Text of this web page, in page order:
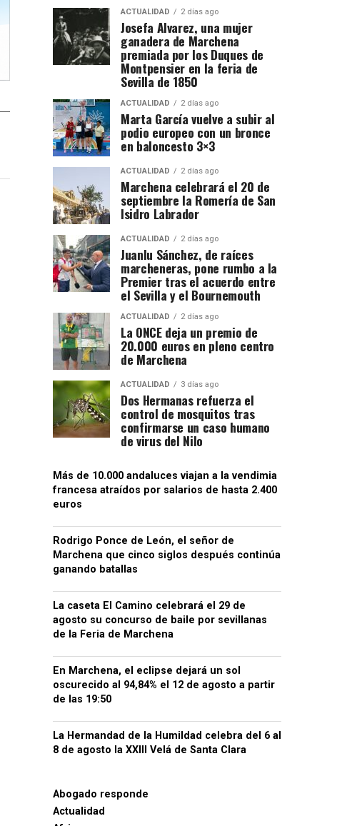
ACTUALIDAD 2 días ago
Josefa Alvarez, una mujer
ganadera de Marchena
premiada por los Duques de
Montpensier en la feria de
Sevilla de 1850
ACTUALIDAD 2 días ago
Marta García vuelve a subir al
podio europeo con un bronce
en baloncesto 3×3
ACTUALIDAD 2 días ago
Marchena celebrará el 20 de
septiembre la Romería de San
Isidro Labrador
ACTUALIDAD 2 días ago
Juanlu Sánchez, de raíces
marcheneras, pone rumbo a la
Premier tras el acuerdo entre
el Sevilla y el Bournemouth
ACTUALIDAD 2 días ago
La ONCE deja un premio de
20.000 euros en pleno centro
de Marchena
ACTUALIDAD 3 días ago
Dos Hermanas refuerza el
control de mosquitos tras
confirmarse un caso humano
de virus del Nilo
Más de 10.000 andaluces viajan a la vendimia
francesa atraídos por salarios de hasta 2.400
euros
Rodrigo Ponce de León, el señor de
Marchena que cinco siglos después continúa
ganando batallas
La caseta El Camino celebrará el 29 de
agosto su concurso de baile por sevillanas
de la Feria de Marchena
En Marchena, el eclipse dejará un sol
oscurecido al 94,84% el 12 de agosto a partir
de las 19:50
La Hermandad de la Humildad celebra del 6 al
8 de agosto la XXIII Velá de Santa Clara
Abogado responde
Actualidad